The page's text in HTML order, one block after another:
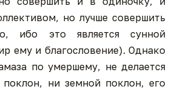
но лучше совершить
ибо это является сунной
ему и благословение). Однако
по умершему, не делается
поклон, ни земной поклон, его